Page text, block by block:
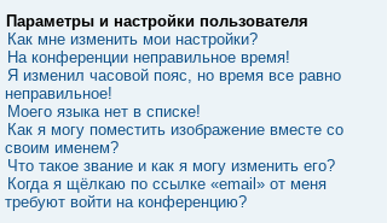
Параметры и настройки пользователя
Как мне изменить мои настройки?
На конференции неправильное время!
Я изменил часовой пояс, но время все равно
неправильное!
Моего языка нет в списке!
Как я могу поместить изображение вместе со
своим именем?
Что такое звание и как я могу изменить его?
Когда я щёлкаю по ссылке «email» от меня
требуют войти на конференцию?